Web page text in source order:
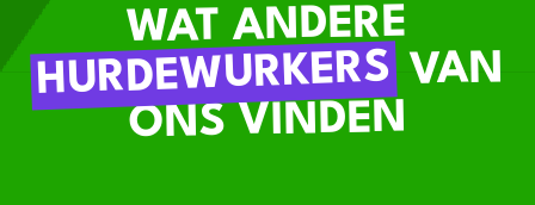
WAT ANDERE
HURDEWURKERSVAN
ONS VINDEN